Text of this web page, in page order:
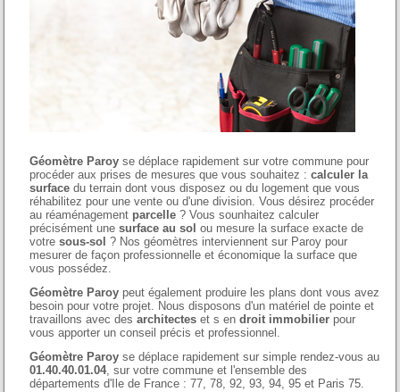
Géomètre Paroy se déplace rapidement sur votre commune pour
procéder aux prises de mesures que vous souhaitez :calculer la
surface du terrain dont vous disposez ou du logement que vous
réhabilitez pour une vente ou d'une division. Vous désirez procéder
au réaménagement parcelle ? Vous sounhaitez calculer
précisément unesurface au sol ou mesure la surface exacte de
votresous-sol ? Nos géomètres interviennent sur Paroy pour
mesurer de façon professionnelle et économique la surface que
vous possédez.
Géomètre Paroy peut également produire les plans dont vous avez
besoin pour votre projet. Nous disposons d'un matériel de pointe et
travaillons avec desarchitectes et s endroit immobilier pour
vous apporter un conseil précis et professionnel.
Géomètre Paroy se déplace rapidement sur simple rendez-vous au
01.40.40.01.04, sur votre commune et l'ensemble des
départements d'Ile de France : 77, 78, 92, 93, 94, 95 et Paris 75.